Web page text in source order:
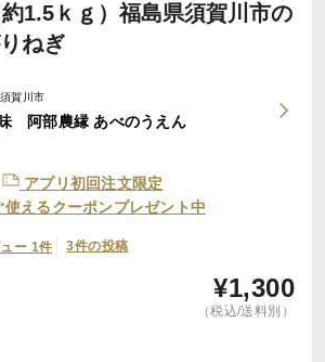
1.5ｋｇ）福島県須賀川市の
ねぎ
賀川市
阿部農縁 あべのうえん
アプリ初回注文限定
使えるクーポンプレゼント中
ー 1件 3件の投稿
¥1,300
（税込/送料別）